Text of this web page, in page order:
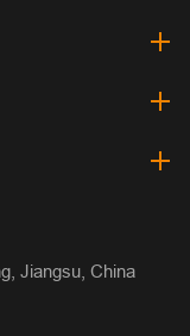
Jiangsu, China